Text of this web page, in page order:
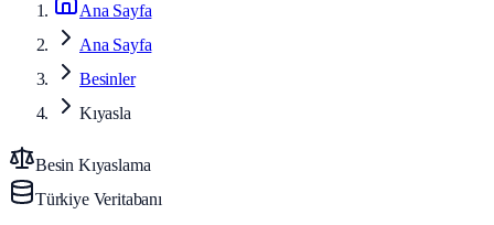
Ana Sayfa
Ana Sayfa
Besinler
Kıyasla
Besin Kıyaslama
Türkiye Veritabanı